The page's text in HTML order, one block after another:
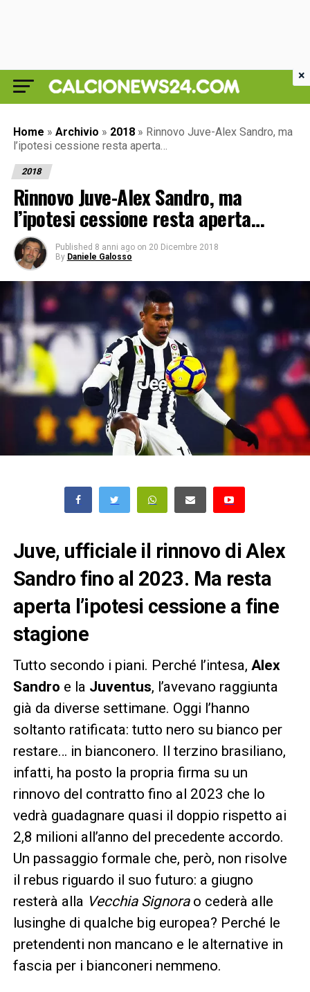
Home » Archivio » 2018 » Rinnovo Juve-Alex Sandro, ma
l’ipotesi cessione resta aperta…
2018
Rinnovo Juve-Alex Sandro, ma
l’ipotesi cessione resta aperta…
Published 8 anni ago on 20 Dicembre 2018
By Daniele Galosso
Juve, ufficiale il rinnovo di Alex
Sandro fino al 2023. Ma resta
aperta l’ipotesi cessione a fine
stagione
Tutto secondo i piani. Perché l’intesa, Alex
Sandro e la Juventus, l’avevano raggiunta
già da diverse settimane. Oggi l’hanno
soltanto ratificata: tutto nero su bianco per
restare… in bianconero. Il terzino brasiliano,
infatti, ha posto la propria firma su un
rinnovo del contratto fino al 2023 che lo
vedrà guadagnare quasi il doppio rispetto ai
2,8 milioni all’anno del precedente accordo.
Un passaggio formale che, però, non risolve
il rebus riguardo il suo futuro: a giugno
resterà alla Vecchia Signorao cederà alle
lusinghe di qualche big europea? Perché le
pretendenti non mancano e le alternative in
fascia per i bianconeri nemmeno.
×